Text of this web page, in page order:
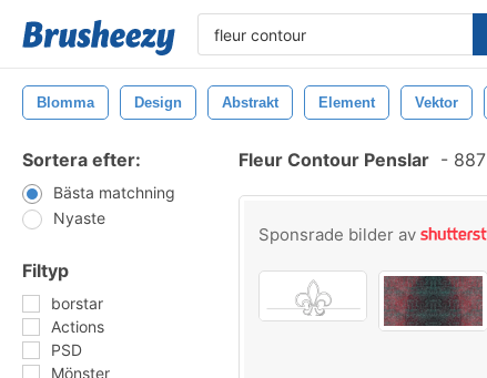
Blomma Design Abstrakt Element Vektor
Sortera efter:
Bästa matchning
Nyaste
Filtyp
borstar
Actions
PSD
Mönster
Fleur Contour Penslar -
Sponsrade bilder av